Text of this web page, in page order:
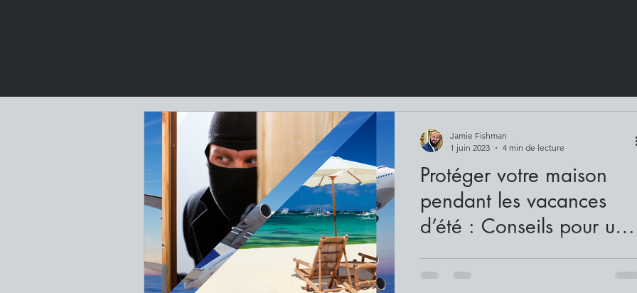
Protéger votre maison
pendant les vacances
d’été : Conseils pour une
escapade sécuritaire
À mesure que l’été approche et que les
Jamie Fishman
1 juin 2023
4 min de lecture